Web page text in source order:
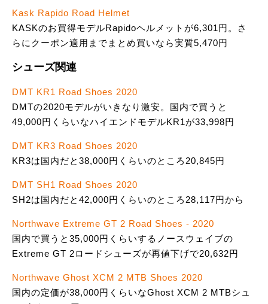
Kask Rapido Road Helmet
KASKのお買得モデルRapidoヘルメットが6,301円。さ
らにクーポン適用までまとめ買いなら実質5,470円
シューズ関連
DMT KR1 Road Shoes 2020
DMTの2020モデルがいきなり激安。国内で買うと
49,000円くらいなハイエンドモデルKR1が33,998円
DMT KR3 Road Shoes 2020
KR3は国内だと38,000円くらいのところ20,845円
DMT SH1 Road Shoes 2020
SH2は国内だと42,000円くらいのところ28,117円から
Northwave Extreme GT 2 Road Shoes - 2020
国内で買うと35,000円くらいするノースウェイブの
Extreme GT 2ロードシューズが再値下げで20,632円
Northwave Ghost XCM 2 MTB Shoes 2020
国内の定価が38,000円くらいなGhost XCM 2 MTBシュ